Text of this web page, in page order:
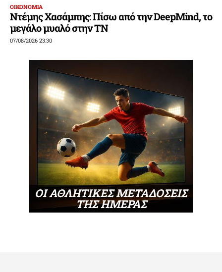
ΟΙΚΟΝΟΜΙΑ
Ντέμης Χασάμπης: Πίσω από την DeepMind, το
μεγάλο μυαλό στην ΤΝ
07/08/2026 23:30
ΟΙ ΑΘΛΗΤΙΚΕΣ ΜΕΤΑΔΟΣΕΙΣ
ΤΗΣ ΗΜΕΡΑΣ